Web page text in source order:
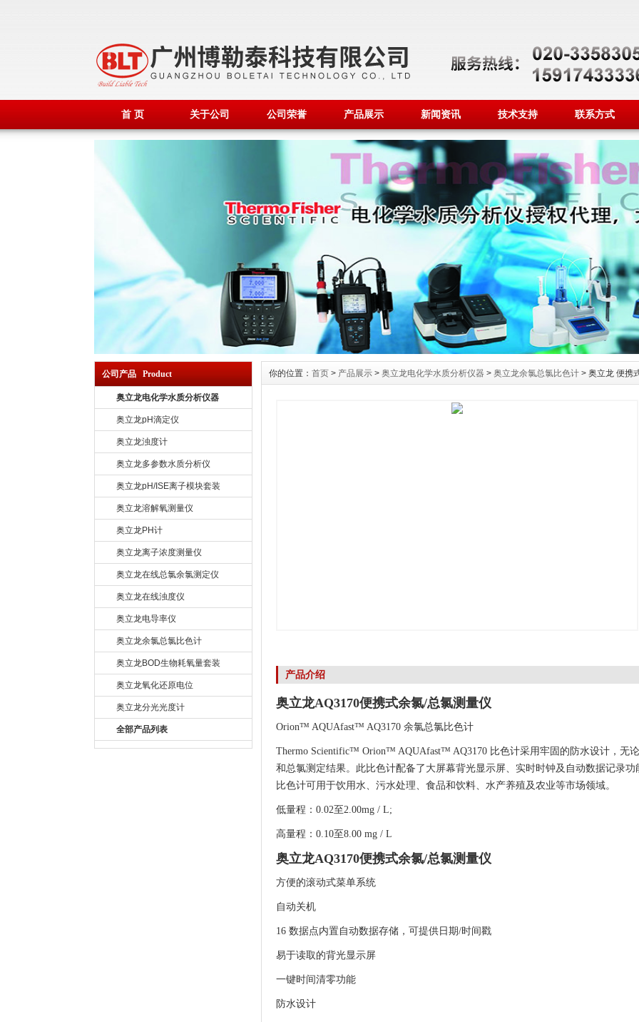
首 页 关于公司 公司荣誉 产品展示 新闻资讯 技术支持 联系方式
公司产品 Product
奥立龙电化学水质分析仪器
奥立龙pH滴定仪
奥立龙浊度计
奥立龙多参数水质分析仪
奥立龙pH/ISE离子模块套装
奥立龙溶解氧测量仪
奥立龙PH计
奥立龙离子浓度测量仪
奥立龙在线总氯余氯测定仪
奥立龙在线浊度仪
奥立龙电导率仪
奥立龙余氯总氯比色计
奥立龙BOD生物耗氧量套装
奥立龙氧化还原电位
奥立龙分光光度计
全部产品列表
你的位置： 首页 > 产品展示 > 奥立龙电化学水质分析仪器 > 奥立龙余氯总氯比色计 > 奥立龙 便携
产品介绍
奥立龙AQ3170便携式余氯/总氯测量仪
Orion™ AQUAfast™ AQ3170 余氯总氯比色计
Thermo Scientific™ Orion™ AQUAfast™ AQ3170 比色计采用牢固的防水设计，无
和总氯测定结果。此比色计配备了大屏幕背光显示屏、实时时钟及自动数据记录
比色计可用于饮用水、污水处理、食品和饮料、水产养殖及农业等市场领域。
低量程：0.02至2.00mg / L;
高量程：0.10至8.00 mg / L
奥立龙AQ3170便携式余氯/总氯测量仪
方便的滚动式菜单系统
自动关机
16 数据点内置自动数据存储，可提供日期/时间戳
易于读取的背光显示屏
一键时间清零功能
防水设计